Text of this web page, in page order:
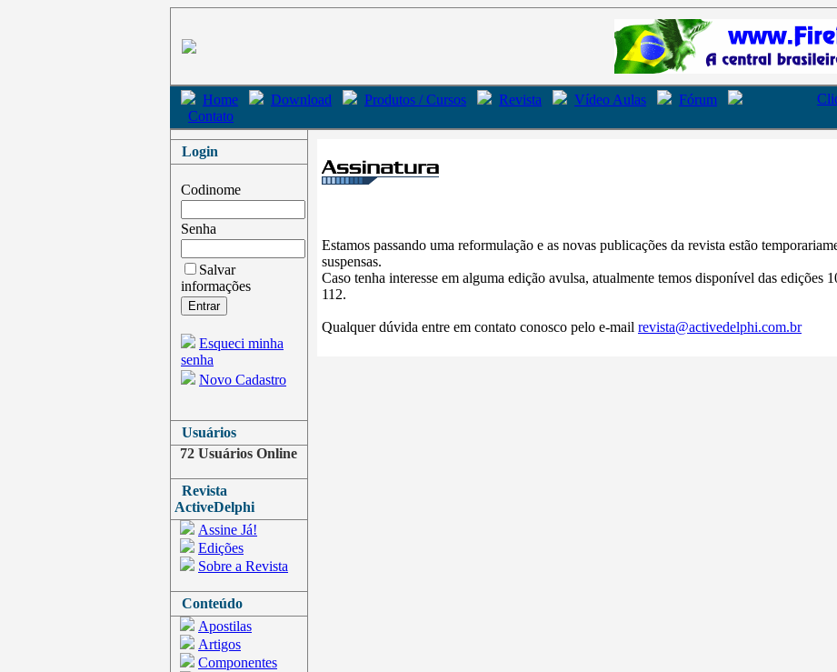
Home Download Produtos / Cursos Revista Vídeo Aulas
Fórum
Contato
Login
Codinome
Senha
Salvar
informações
Esqueci minha
senha
Novo Cadastro
Usuários
72 Usuários Online
Revista
ActiveDelphi
Assine Já!
Edições
Sobre a Revista
Conteúdo
Apostilas
Artigos
Componentes
Estamos passando uma reformulação e as novas publicações da revista estão
suspensas.
Caso tenha interesse em alguma edição avulsa, atualmente temos disponível das edições
112.
Qualquer dúvida entre em contato conosco pelo e-mail revista@activedelphi.com.br